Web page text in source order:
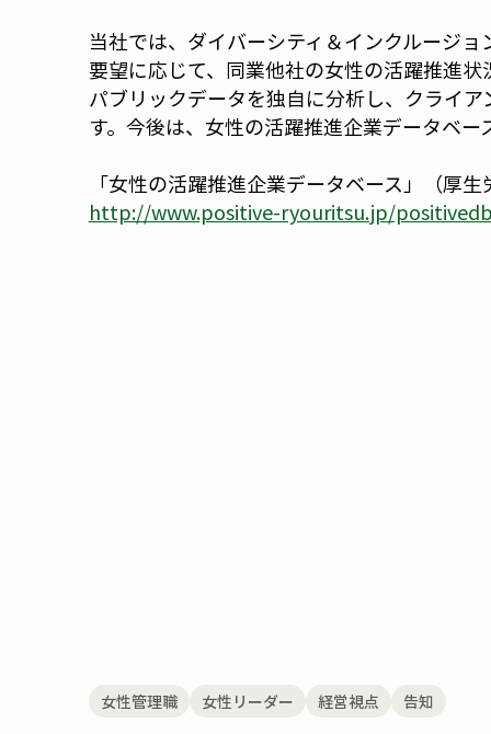
女性管理職 女性リーダー 経営視点 告知
当社では、ダイバーシティ＆インクルージ
要望に応じて、同業他社の女性の活躍推進状
パブリックデータを独自に分析し、クライ
す。今後は、女性の活躍推進企業データベ
「女性の活躍推進企業データベース」（厚生
http://www.positive-ryouritsu.jp/